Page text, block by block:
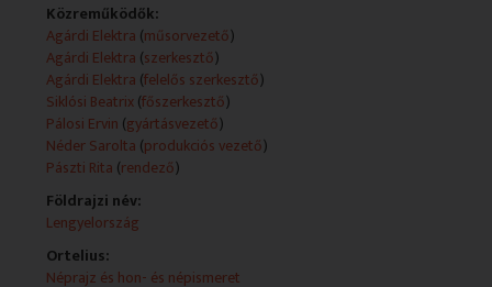
Ducki Witek - szerkesztő Agárdi Elektra - szerkesztő
Eranyak Oganova - szerkesztő Kjoszeva Szvetla -
szerkesztő Stefuca Viktória - szerkesztő Pádár Márta -
felelős szerkesztő
Teljes leirat:
Közreműködők:
Agárdi Elektra (műsorvezető)
Agárdi Elektra (szerkesztő)
Agárdi Elektra (felelős szerkesztő)
Siklósi Beatrix(főszerkesztő)
Pálosi Ervin (gyártásvezető)
Néder Sarolta (produkciós vezető)
Pászti Rita (rendező)
Földrajzi név:
Lengyelország
Ortelius:
Néprajz és hon- és népismeret